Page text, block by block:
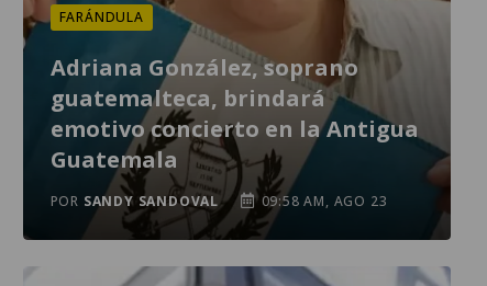
FARÁNDULA
Adriana González, soprano
guatemalteca, brindará
emotivo concierto en la Antigua
Guatemala
POR SANDY SANDOVAL 09:58 AM, AGO 23